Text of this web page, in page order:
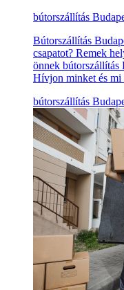
bútorszállítás
Bútorszállítás
csapatot? Remek
önnek bútorszállítás
Hívjon minket és mi
bútorszállítás